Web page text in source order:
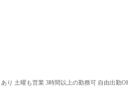
り 土曜も営業 3時間以上の勤務可 自由出勤